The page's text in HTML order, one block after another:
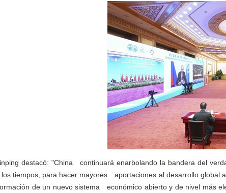
destacó: "China continuará enarbolando la bandera del
los tiempos, para hacer mayores aportaciones al desarrollo
de un nuevo sistema económico abierto y de nivel más